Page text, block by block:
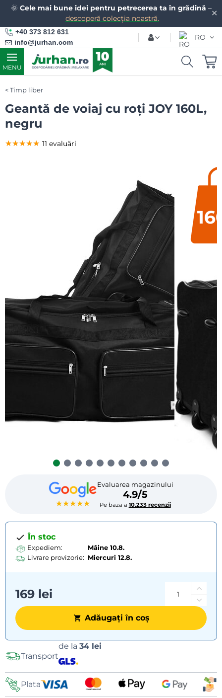
✕
🌞 Cele mai bune idei pentru petrecerea ta în grădină –
descoperă colecția noastră.
+40 373 812 631
info@jurhan.com
RO
MENU
Timp liber
Geantă de voiaj cu roți JOY 160L,
negru
★★★★★
Evaluarea magazinului
4.9/5
Pe baza a 10.233 recenzii
★★★★★
★★★★★
★★★★★ 11 evaluări
În stoc
Expediem:
Mâine 10.8.
Livrare provizorie: Miercuri 12.8.
169 lei
Adăugați în coș
Transport
de la 34 lei
Plata